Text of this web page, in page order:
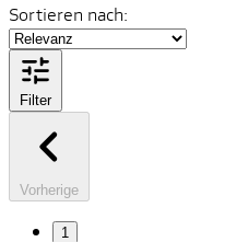
Sortieren nach:
Filter
Vorherige
1